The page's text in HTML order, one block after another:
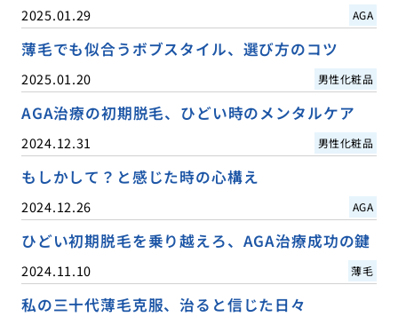
2025.01.29 AGA
薄毛でも似合うボブスタイル、選び方のコツ
2025.01.20 男性化粧品
AGA治療の初期脱毛、ひどい時のメンタルケア
2024.12.31 男性化粧品
もしかして？と感じた時の心構え
2024.12.26 AGA
ひどい初期脱毛を乗り越えろ、AGA治療成功の鍵
2024.11.10 薄毛
私の三十代薄毛克服、治ると信じた日々